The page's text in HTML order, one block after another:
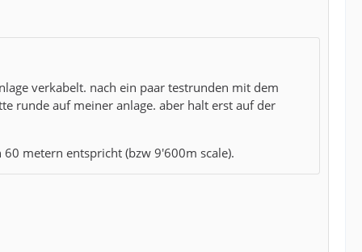
verkabelt. nach ein paar testrunden mit dem
runde auf meiner anlage. aber halt erst auf der
metern entspricht (bzw 9'600m scale).